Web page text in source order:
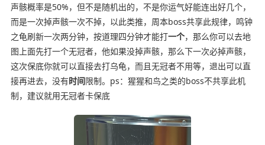
声骸概率是50%，但不是随机出的，不是你运气好能连出好几个，
而是一次掉声骸一次不掉，以此类推，周本boss共享此规律，鸣钟
之龟刷新一次两分钟，按道理四分钟才能打一个，那么你可以去地
图上面先打一个无冠者，他如果没掉声骸，那么下一次必掉声骸，
这次保底你就可以直接去打乌龟，而且无冠者不用等，退出可以直
接再进去，没有时间限制。ps：猩猩和鸟之类的boss不共享此机
制，建议就用无冠者卡保底